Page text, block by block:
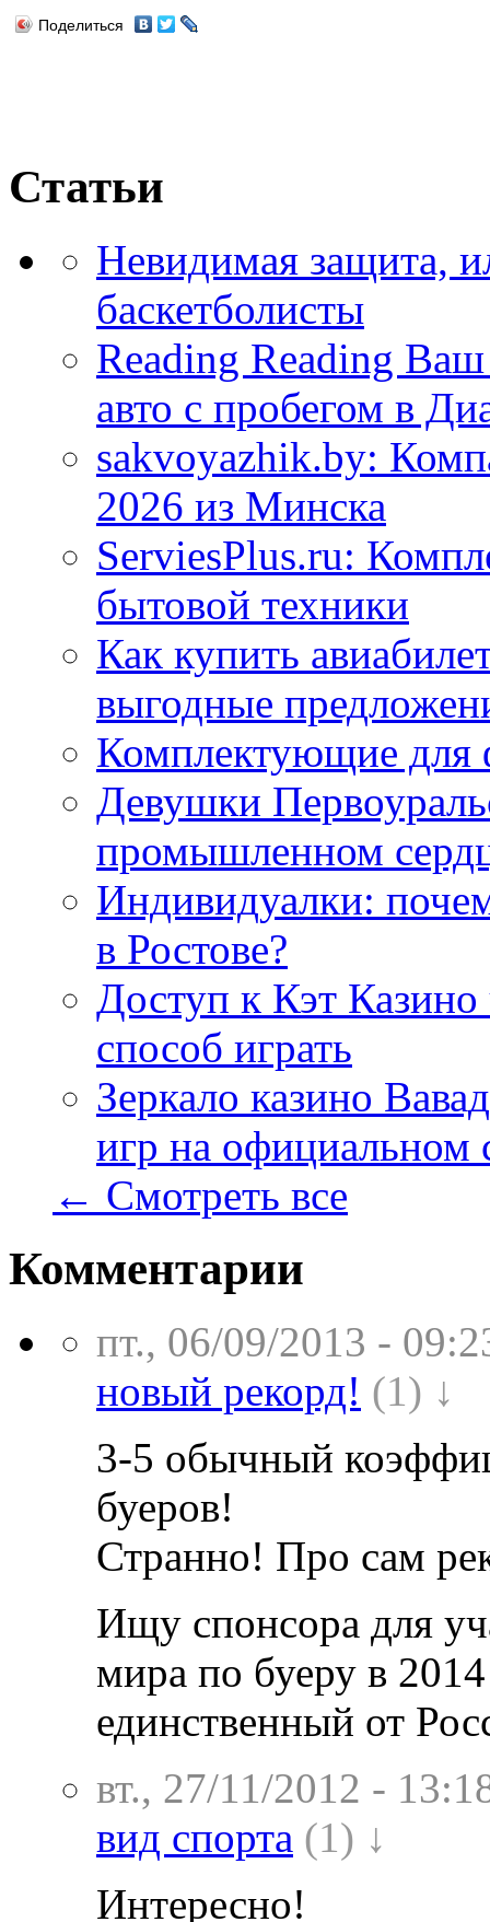
Поделиться
Статьи
Невидимая защита,
баскетболисты
Reading Reading
авто с пробегом в
sakvoyazhik.by:
2026 из Минска
ServiesPlus.ru:
бытовой техники
Как купить
выгодные
Комплектующие для
Девушки
промышленном
Индивидуалки:
в Ростове?
Доступ к Кэт Казино
способ играть
Зеркало казино
игр на официальном
← Смотреть все
Комментарии
пт., 06/09/2013 -
новый рекорд! (1) ↓
3-5 обычный
буеров!
Странно! Про сам
Ищу спонсора для
мира по буеру в
единственный от
вт., 27/11/2012 -
вид спорта (1) ↓
Интересно!